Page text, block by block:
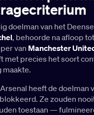
doelman van het
, behoorde na afloop
van Manchester
met precies het soort
maakte.
heeft de doelman
Ze zouden
toestaan —